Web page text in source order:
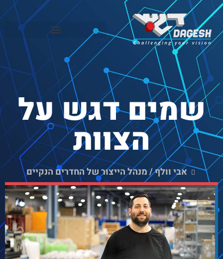
שמים דגש על
הצוות
אבי וולף / מנהל הייצור של החדרים הנקיים